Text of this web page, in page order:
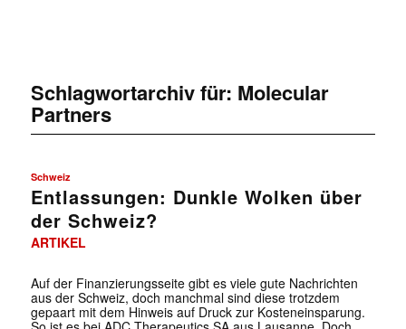
Schlagwortarchiv für: Molecular
Partners
Schweiz
Entlassungen: Dunkle Wolken über
der Schweiz?
ARTIKEL
Auf der Finanzierungsseite gibt es viele gute Nachrichten
aus der Schweiz, doch manchmal sind diese trotzdem
gepaart mit dem Hinweis auf Druck zur Kosteneinsparung.